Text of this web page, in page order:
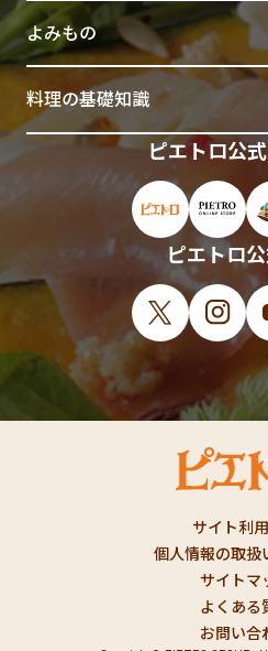
よみもの
料理の基礎知識
ピエトロ公
ピエトロ公式
ピエ
ピエトロ
X（新しいウ
サイト利
個人情報の取扱
サイトマ
よくある
お問い合